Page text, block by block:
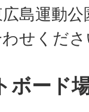
島運動公
せくださ
ボード